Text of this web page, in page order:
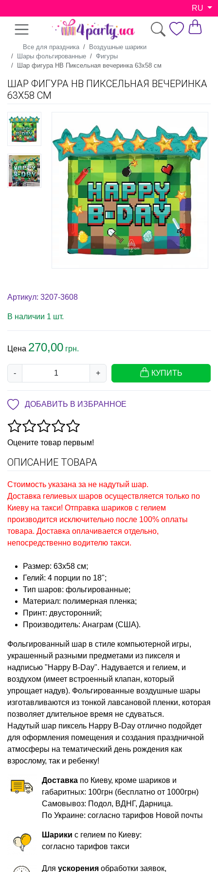
RU
Все для праздника
Воздушные шарики
Шары фольгированные
Фигуры
Шар фигура HB Пиксельная вечеринка 63х58 см
ШАР ФИГУРА HB ПИКСЕЛЬНАЯ ВЕЧЕРИНКА
63Х58 СМ
Артикул: 3207-3608
В наличии 1 шт.
Цена 270,00 грн.
- + КУПИТЬ
ДОБАВИТЬ В ИЗБРАННОЕ
Оцените товар первым!
ОПИСАНИЕ ТОВАРА
Стоимость указана за не надутый шар.
Доставка гелиевых шаров осуществляется только по
Киеву на такси! Отправка шариков с гелием
производится исключительно после 100% оплаты
товара. Доставка оплачивается отдельно,
непосредственно водителю такси.
Размер: 63х58 см;
Гелий: 4 порции по 18";
Тип шаров: фольгированные;
Материал: полимерная пленка;
Принт: двусторонний;
Производитель: Анаграм (США).
Фольгированный шар в стиле компьютерной игры,
украшенный разными предметами из пикселя и
надписью "Happy B-Day". Надувается и гелием, и
воздухом (имеет встроенный клапан, который
упрощает надув). Фольгированные воздушные шары
изготавливаются из тонкой лавсановой пленки, которая
позволяет длительное время не сдуваться.
Надутый шар пиксель Happy B-Day отлично подойдет
для оформления помещения и создания праздничной
атмосферы на тематический день рождения как
взрослому, так и ребенку!
Доставка по Киеву, кроме шариков и
габаритных: 100грн (бесплатно от 1000грн)
Самовывоз: Подол, ВДНГ, Дарница.
По Украине: согласно тарифов Новой почты
Шарики с гелием по Киеву:
согласно тарифов такси
Дляускорения обработки заявок,